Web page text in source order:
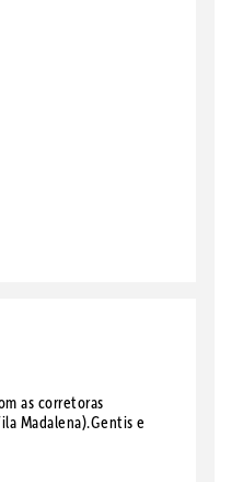
as corretoras
Madalena).Gentis e